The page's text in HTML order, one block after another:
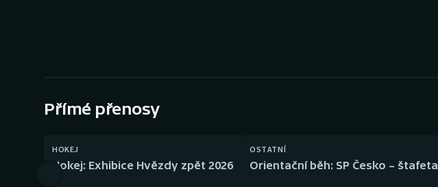
Gymnastika Plážový volejbal
Přímé přenosy
HOKEJ
Hokej: Exhibice Hvězdy zpět 2026
OSTATNÍ
Orientační běh: SP Česko – štafeta